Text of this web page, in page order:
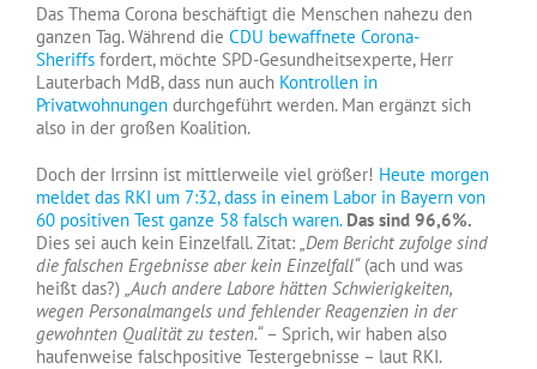
Das Thema Corona beschäftigt die Menschen nahezu den
ganzen Tag. Während die CDU bewaffnete Corona-
Sheriffs fordert, möchte SPD-Gesundheitsexperte, Herr
Lauterbach MdB, dass nun auch Kontrollen in
Privatwohnungen durchgeführt werden. Man ergänzt sich
also in der großen Koalition.
Doch der Irrsinn ist mittlerweile viel größer! Heute morgen
meldet das RKI um 7:32, dass in einem Labor in Bayern von
60 positiven Test ganze 58 falsch waren. Das sind 96,6%.
Dies sei auch kein Einzelfall. Zitat: „Dem Bericht zufolge sind
die falschen Ergebnisse aber kein Einzelfall“(ach und was
heißt das?) „Auch andere Labore hätten Schwierigkeiten,
wegen Personalmangels und fehlender Reagenzien in der
gewohnten Qualität zu testen.“– Sprich, wir haben also
haufenweise falschpositive Testergebnisse – laut RKI.